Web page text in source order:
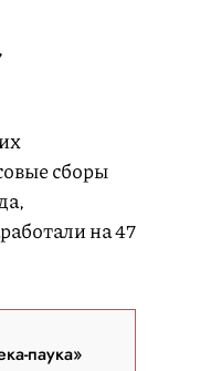
сборы
на 47
паука»